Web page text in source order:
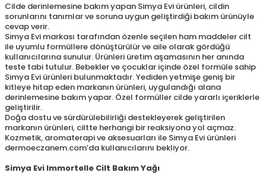
Cilde derinlemesine bakım yapan Simya Evi ürünleri, cildin
sorunlarını tanımlar ve soruna uygun geliştirdiği bakım ürünüyle
cevap verir.
Simya Evi markası tarafından özenle seçilen ham maddeler cilt
ile uyumlu formüllere dönüştürülür ve aile olarak gördüğü
kullanıcılarına sunulur. Ürünleri üretim aşamasının her anında
teste tabi tutulur. Bebekler ve çocuklar içinde özel formüle sahip
Simya Evi ürünleri bulunmaktadır. Yediden yetmişe geniş bir
kitleye hitap eden markanın ürünleri, uygulandığı alana
derinlemesine bakım yapar. Özel formüller cilde yararlı içeriklerle
geliştirilir.
Doğa dostu ve sürdürülebilirliği destekleyerek geliştirilen
markanın ürünleri, ciltte herhangi bir reaksiyona yol açmaz.
Kozmetik, aromaterapi ve aksesuarları ile Simya Evi ürünleri
dermoeczanem.com’da kullanıcılarını bekliyor.
Simya Evi Immortelle Cilt Bakım Yağı